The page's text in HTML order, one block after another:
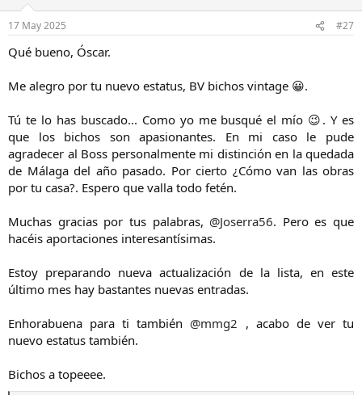
e
:
17 May 2025 #27
Qué bueno, Óscar.
Me alegro por tu nuevo estatus, BV bichos vintage 😀.
Tú te lo has buscado... Como yo me busqué el mío 😉. Y es
que los bichos son apasionantes. En mi caso le pude
agradecer al Boss personalmente mi distinción en la quedada
de Málaga del año pasado. Por cierto ¿Cómo van las obras
por tu casa?. Espero que valla todo fetén.
Muchas gracias por tus palabras, @Joserra56. Pero es que
hacéis aportaciones interesantísimas.
Estoy preparando nueva actualización de la lista, en este
último mes hay bastantes nuevas entradas.
Enhorabuena para ti también @mmg2 , acabo de ver tu
nuevo estatus también.
Bichos a topeeee.​